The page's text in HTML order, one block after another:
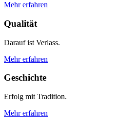
Mehr erfahren
Qualität
Darauf ist Verlass.
Mehr erfahren
Geschichte
Erfolg mit Tradition.
Mehr erfahren